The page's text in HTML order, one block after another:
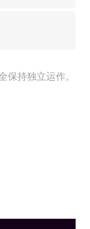
持独立运作。